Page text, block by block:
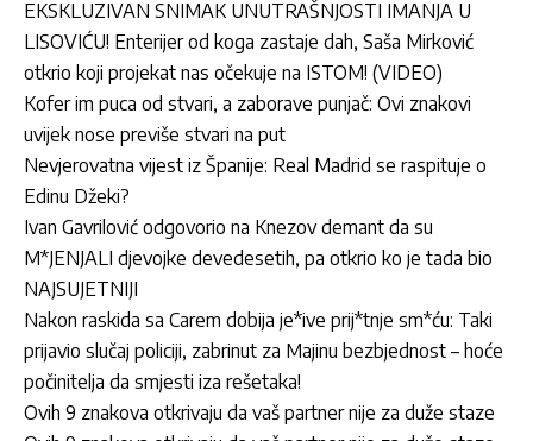
EKSKLUZIVAN SNIMAK UNUTRAŠNJOSTI IMANJA U
LISOVIĆU! Enterijer od koga zastaje dah, Saša Mirković
otkrio koji projekat nas očekuje na ISTOM! (VIDEO)
Kofer im puca od stvari, a zaborave punjač: Ovi znakovi
uvijek nose previše stvari na put
Nevjerovatna vijest iz Španije: Real Madrid se raspituje o
Edinu Džeki?
Ivan Gavrilović odgovorio na Knezov demant da su
M*JENJALI djevojke devedesetih, pa otkrio ko je tada bio
NAJSUJETNIJI
Nakon raskida sa Carem dobija je*ive prij*tnje sm*ću: Taki
prijavio slučaj policiji, zabrinut za Majinu bezbjednost – hoće
počinitelja da smjesti iza rešetaka!
Ovih 9 znakova otkrivaju da vaš partner nije za duže staze